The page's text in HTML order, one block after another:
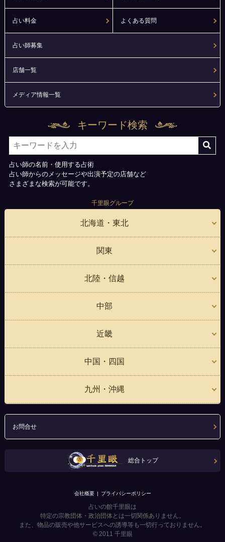
占い料金 よくある質問
占い師募集
店舗一覧
メディア情報一覧
キーワード検索
占い師の名前・使用する占術
占い師からのメッセージや出演予定の店舗など
さまざまな検索が可能です。
千里眼グループ
北海道・東北
関東
北陸・信越
中部
近畿
中国・四国
九州・沖縄
お問合せ
総合トップ
会社概要 プライバシーポリシー
占いの館千里眼は
特定の宗教団体・政治団体とは一切関係ありません。
また、物品の販売や他サービスへの誘導等も一切行っておりません。
© 2011 千里眼